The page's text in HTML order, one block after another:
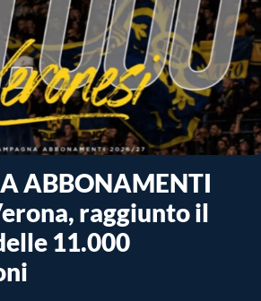
ABBONAMENTI
raggiunto il
11.000